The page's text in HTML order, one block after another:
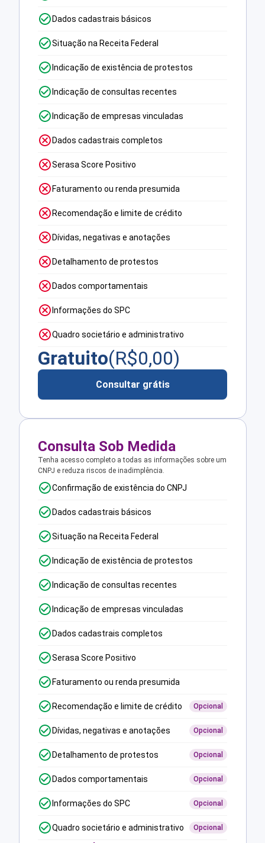
Dados cadastrais básicos
Situação na Receita Federal
Indicação de existência de protestos
Indicação de consultas recentes
Indicação de empresas vinculadas
Dados cadastrais completos
Serasa Score Positivo
Faturamento ou renda presumida
Recomendação e limite de crédito
Dívidas, negativas e anotações
Detalhamento de protestos
Dados comportamentais
Informações do SPC
Quadro societário e administrativo
Gratuito(R$0,00)
Consultar grátis
Consulta Sob Medida
Tenha acesso completo a todas as informações sobre um
CNPJ e reduza riscos de inadimplência.
Confirmação de existência do CNPJ
Dados cadastrais básicos
Situação na Receita Federal
Indicação de existência de protestos
Indicação de consultas recentes
Indicação de empresas vinculadas
Dados cadastrais completos
Serasa Score Positivo
Faturamento ou renda presumida
Recomendação e limite de crédito Opcional
Dívidas, negativas e anotações Opcional
Detalhamento de protestos Opcional
Dados comportamentais Opcional
Informações do SPC Opcional
Quadro societário e administrativo Opcional